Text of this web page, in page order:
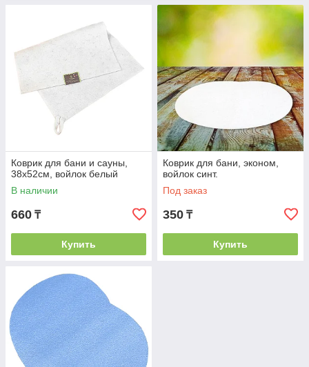
Коврик для бани и сауны,
38х52см, войлок белый
В наличии
660 ₸
Купить
Коврик для бани, эконом,
войлок синт.
Под заказ
350 ₸
Купить